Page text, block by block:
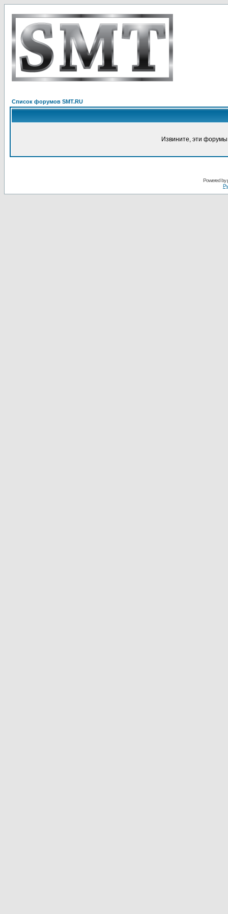
Список форумов SMT.RU
Извините, эти
Powered by